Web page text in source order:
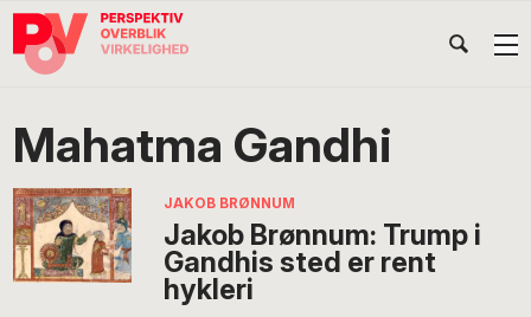
Gå
direkte
navigation
Skip
indhold
Gå
direkte
POV
International
Mahatma Gandhi
JAKOB BRØNNUM
Jakob Brønnum: Trump i
Gandhis sted er rent
hykleri